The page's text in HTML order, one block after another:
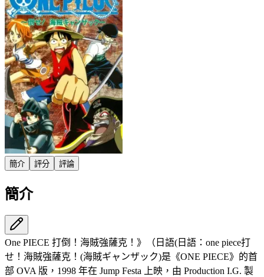
簡介 評分 評論
簡介
One PIECE 打倒！海賊強薩克！》（日語(日語：one piece打
せ！海賊強薩克！(海賊ギャンザック)是《ONE PIECE》的首
部 OVA 版，1998 年在 Jump Festa 上映，由 Production I.G. 製